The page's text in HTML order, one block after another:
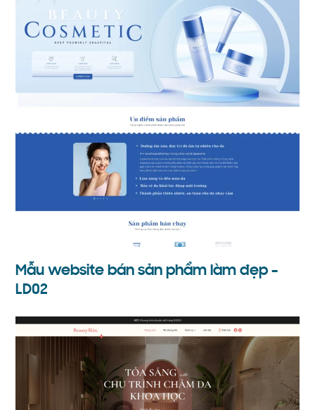
Mẫu website bán sản phẩm làm đẹp –
LD02